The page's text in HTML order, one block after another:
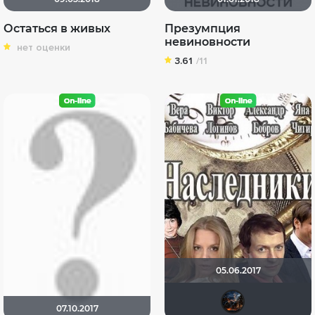
Остаться в живых
нет оценки
Презумпция
невиновности
3.61 /11
07.10.2017
05.06.2017